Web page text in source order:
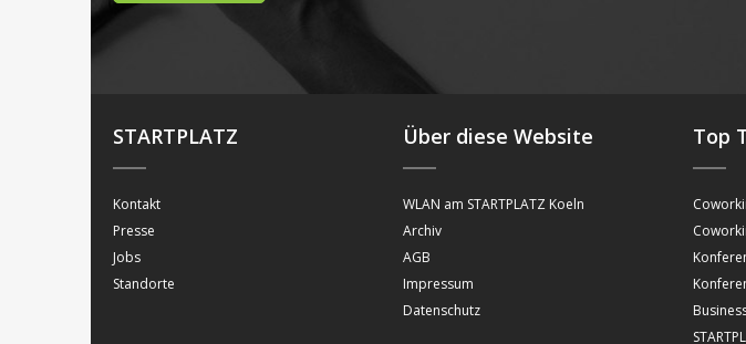
STARTPLATZ
Kontakt
Presse
Jobs
Standorte
Über diese Website
WLAN am STARTPLATZ Koeln
Archiv
AGB
Impressum
Datenschutz
Top